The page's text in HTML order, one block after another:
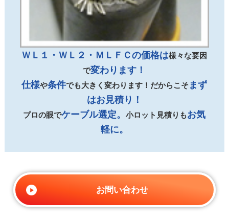
ＷＬ１・ＷＬ２・ＭＬＦＣの価格は様々な要因
で変わります！
仕様や条件でも大きく変わります！だからこそまず
はお見積り！
プロの眼でケーブル選定。小ロット見積りもお気
軽に。
お問い合わせ